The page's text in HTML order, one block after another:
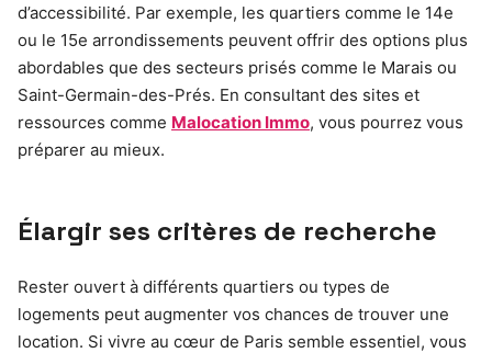
d’accessibilité. Par exemple, les quartiers comme le 14e
ou le 15e arrondissements peuvent offrir des options plus
abordables que des secteurs prisés comme le Marais ou
Saint-Germain-des-Prés. En consultant des sites et
ressources comme Malocation Immo, vous pourrez vous
préparer au mieux.
Élargir ses critères de recherche
Rester ouvert à différents quartiers ou types de
logements peut augmenter vos chances de trouver une
location. Si vivre au cœur de Paris semble essentiel, vous